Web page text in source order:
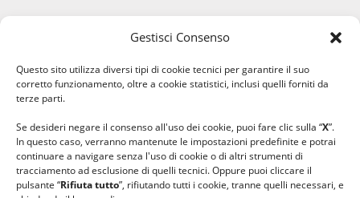
Gestisci Consenso
Questo sito utilizza diversi tipi di cookie tecnici per garantire il suo
corretto funzionamento, oltre a cookie statistici, inclusi quelli forniti da
terze parti.
Se desideri negare il consenso all'uso dei cookie, puoi fare clic sulla “X”.
In questo caso, verranno mantenute le impostazioni predefinite e potrai
continuare a navigare senza l'uso di cookie o di altri strumenti di
tracciamento ad esclusione di quelli tecnici. Oppure puoi cliccare il
pulsante “Rifiuta tutto”, rifiutando tutti i cookie, tranne quelli necessari, e
#lanaterapia
#ilcaloredellempatia